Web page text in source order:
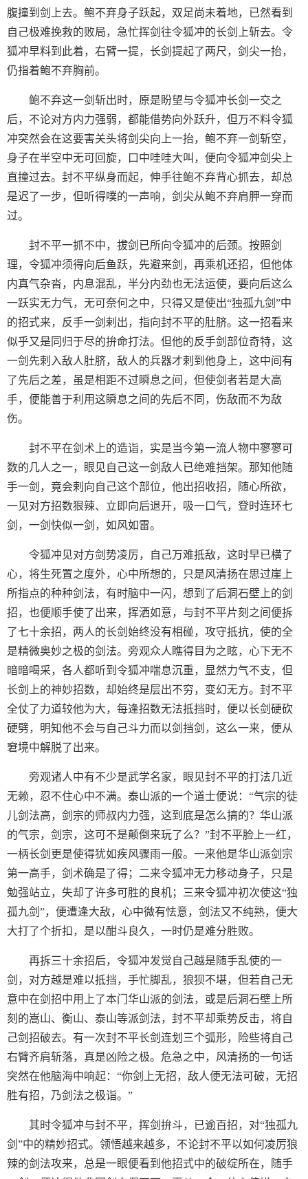
腹撞到剑上去。鲍不弃身子跃起，双足尚未着地，已然看到
自己极难挽救的败局，急忙挥剑往令狐冲的长剑上斩去。令
狐冲早料到此着，右臂一提，长剑提起了两尺，剑尖一抬，
仍指着鲍不弃胸前。
鲍不弃这一剑斩出时，原是盼望与令狐冲长剑一交之
后，不论对方内力强弱，都能借势向外跃升，但万不料令狐
冲突然会在这要害关头将剑尖向上一抬，鲍不弃一剑斩空，
身子在半空中无可回旋，口中哇哇大叫，便向令狐冲剑尖上
直撞过去。封不平纵身而起，伸手往鲍不弃背心抓去，却总
是迟了一步，但听得噗的一声响，剑尖从鲍不弃肩胛一穿而
过。
封不平一抓不中，拔剑已所向令狐冲的后颈。按照剑
理，令狐冲须得向后鱼跃，先避来剑，再乘机还招，但他体
内真气杂沓，内息混乱，半分内劲也无法运使，要向后这么
一跃实无力气，无可奈何之中，只得又是使出“独孤九剑”中
的招式来，反手一剑剌出，指向封不平的肚脐。这一招看来
似乎又是同归于尽的拚命打法。但他的反手剑部位奇特，这
一剑先剌入敌人肚脐，敌人的兵器才剌到他身上，这中间有
了先后之差，虽是相距不过瞬息之间，但使剑者若是大高
手，便能善于利用这瞬息之间的先后不同，伤敌而不为敌
伤。
封不平在剑术上的造诣，实是当今第一流人物中寥寥可
数的几人之一，眼见自己这一剑敌人已绝难挡架。那知他随
手一剑，竟会剌向自己这个部位，他出招收招，随心所欲，
一见对方招数狠辣、立即向后退开，吸一口气，登时连环七
剑，一剑快似一剑，如风如雷。
令狐冲见对方剑势凌厉，自己万难抵敌，这时早已横了
心，将生死置之度外，心中所想的，只是风清扬在思过崖上
所指点的种种剑法，有时脑中一闪，想到了后洞石壁上的剑
招，也便顺手使了出来，挥洒如意，与封不平片刻之间便拆
了七十余招，两人的长剑始终没有相碰，攻守抵抗，使的全
是精微奥妙之极的剑法。旁观众人瞧得目为之眩，心下无不
暗暗喝采，各人都听到令狐冲喘息沉重，显然力气不支，但
长剑上的神妙招数，却始终是层出不穷，变幻无方。封不平
全仗了力道较他为大，每逢招数无法抵挡时，便以长剑硬砍
硬劈，明知他不会与自己斗力而以剑挡剑，这么一来，便从
窘境中解脱了出来。
旁观诸人中有不少是武学名家，眼见封不平的打法几近
无赖，忍不住心中不满。泰山派的一个道士便说：“气宗的徒
儿剑法高，剑宗的师叔内力强，这到底是怎么搞的？华山派
的气宗，剑宗，这可不是颠倒来玩了么？”封不平脸上一红，
一柄长剑更是使得犹如疾风骤雨一般。一来他是华山派剑宗
第一高手，剑术确是了得；二来令狐冲无力移动身子，只是
勉强站立，失却了许多可胜的良机；三来令狐冲初次使这“独
孤九剑”，便遭逢大敌，心中微有怯意，剑法又不纯熟，便大
大打了个折扣，是以酣斗良久，一时仍是难分胜败。
再拆三十余招后，令狐冲发觉自己越是随手乱使的一
剑，对方越是难以抵挡，手忙脚乱，狼狈不堪，但若自己无
意中在剑招中用上了本门华山派的剑法，或是后洞石壁上所
刻的嵩山、衡山、泰山等派剑法，封不平却乘势反击，将自
己剑招破去。有一次封不平长剑连划三个弧形，险些将自己
右臂齐肩斩落，真是凶险之极。危急之中，风清扬的一句话
突然在他脑海中响起：“你剑上无招，敌人便无法可破，无招
胜有招，乃剑法之极诣。”
其时令狐冲与封不平，挥剑拚斗，已逾百招，对“独孤九
剑”中的精妙招式。领悟越来越多，不论封不平以如何凌厉狼
辣的剑法攻来，总是一眼便看到他招式中的破绽所在，随手